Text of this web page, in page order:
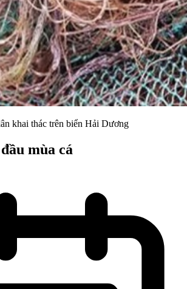
khai thác trên biển Hải Dương
mùa cá